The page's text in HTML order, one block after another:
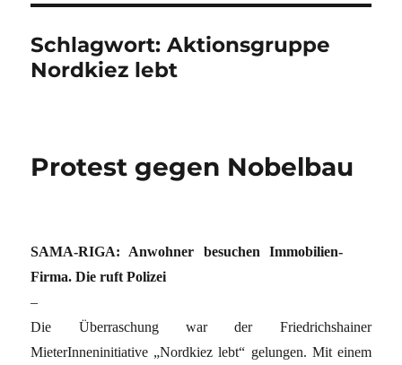
Schlagwort:Aktionsgruppe
Nordkiez lebt
Protest gegen Nobelbau
SAMA-RIGA: Anwohner besuchen Immobilien-
Firma. Die ruft Polizei
–
Die Überraschung war der Friedrichshainer
MieterInneninitiative „Nordkiez lebt“ gelungen. Mit einem